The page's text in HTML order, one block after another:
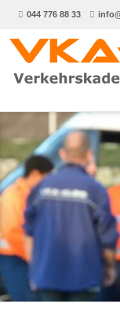
044 776 88 33